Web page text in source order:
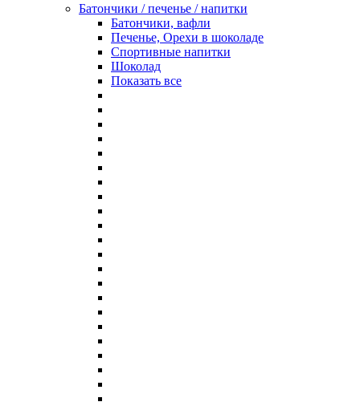
Батончики / печенье / напитки
Батончики, вафли
Печенье, Орехи в шоколаде
Спортивные напитки
Шоколад
Показать все